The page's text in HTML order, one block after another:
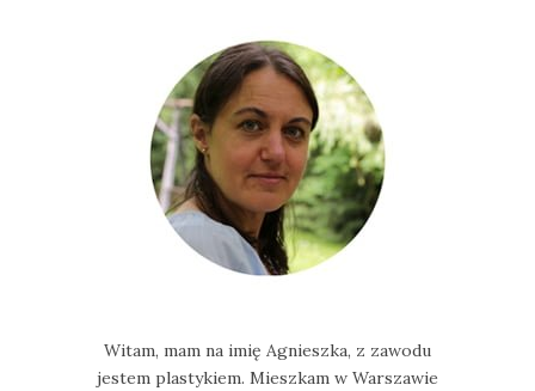
Witam, mam na imię Agnieszka, z zawodu
jestem plastykiem. Mieszkam w Warszawie